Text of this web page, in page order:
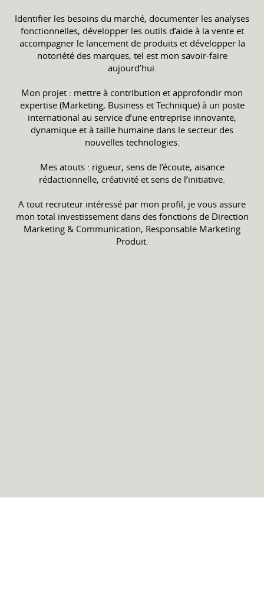
Identifier les besoins du marché, documenter les analyses
fonctionnelles, développer les outils d’aide à la vente et
accompagner le lancement de produits et développer la
notoriété des marques, tel est mon savoir-faire
aujourd’hui.
Mon projet : mettre à contribution et approfondir mon
expertise (Marketing, Business et Technique) à un poste
international au service d’une entreprise innovante,
dynamique et à taille humaine dans le secteur des
nouvelles technologies.
Mes atouts : rigueur, sens de l’écoute, aisance
rédactionnelle, créativité et sens de l’initiative.
A tout recruteur intéressé par mon profil, je vous assure
mon total investissement dans des fonctions de Direction
Marketing & Communication, Responsable Marketing
Produit.